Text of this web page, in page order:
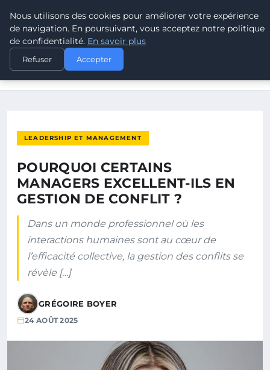
POUVOIR OUVRIER
ACCUEIL
POURQUOI CERTAINS MANAGERS EXCELLENT-ILS EN GESTION
LEADERSHIP ET MANAGEMENT
POURQUOI CERTAINS
MANAGERS EXCELLENT-ILS EN
GESTION DE CONFLIT ?
Dans un monde professionnel où les
interactions humaines sont au cœur de
l’efficacité collective, la gestion des conflits se
révèle […]
GRÉGOIRE BOYER
24 AOÛT 2025
Nous utilisons des cookies pour améliorer votre expérience
de navigation. En poursuivant, vous acceptez notre politique
de confidentialité. En savoir plus
Refuser Accepter